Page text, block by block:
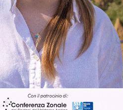
Ultime Notizie